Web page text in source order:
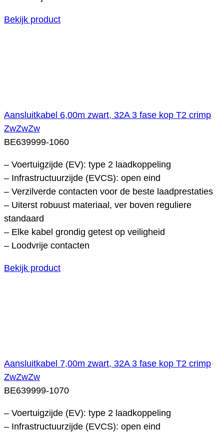
Bekijk product
Aansluitkabel 6,00m zwart, 32A 3 fase kop T2 crimp
ZwZwZw
BE639999-1060
– Voertuigzijde (EV): type 2 laadkoppeling
– Infrastructuurzijde (EVCS): open eind
– Verzilverde contacten voor de beste laadprestaties
– Uiterst robuust materiaal, ver boven reguliere
standaard
– Elke kabel grondig getest op veiligheid
– Loodvrije contacten
Bekijk product
Aansluitkabel 7,00m zwart, 32A 3 fase kop T2 crimp
ZwZwZw
BE639999-1070
– Voertuigzijde (EV): type 2 laadkoppeling
– Infrastructuurzijde (EVCS): open eind